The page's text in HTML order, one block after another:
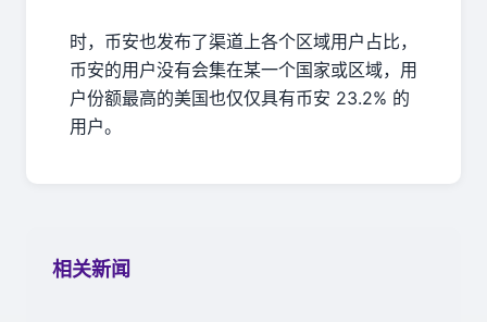
时，币安也发布了渠道上各个区域用户占比，
币安的用户没有会集在某一个国家或区域，用
户份额最高的美国也仅仅具有币安 23.2% 的
用户。
相关新闻